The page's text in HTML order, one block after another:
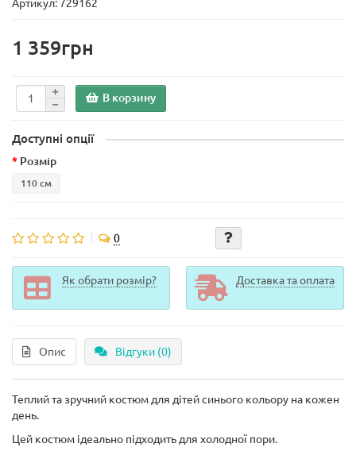
Артикул: 729162
1 359грн
В корзину
Доступні опції
Розмір
110 см
0
Як обрати розмір? Доставка та оплата
Опис Відгуки (0)
Теплий та зручний костюм для дітей синього кольору на кожен
день.
Цей костюм ідеально підходить для холодної пори.